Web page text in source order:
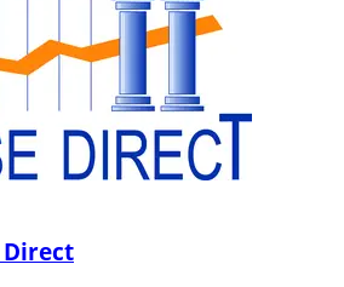
Direct